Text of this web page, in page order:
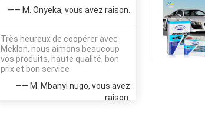
—— M. Onyeka, vous avez raison.
Très heureux de coopérer avec
Meklon, nous aimons beaucoup
vos produits, haute qualité, bon
prix et bon service
—— M. Mbanyi nugo, vous avez
raison.